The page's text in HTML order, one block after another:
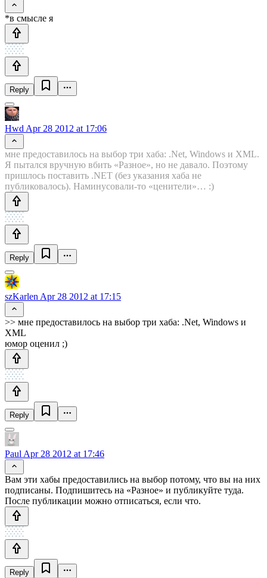
*в смысле я
Reply
Hwd Apr 28 2012 at 17:06
мне предоставилось на выбор три хаба: .Net, Windows и XML.
Я пытался вручную вбить «Разное», но не давало. Поэтому
пришлось поставить .NET (без указания хаба не
публиковалось). Наминусовали-то «ценители»… :)
Reply
szKarlen Apr 28 2012 at 17:15
>> мне предоставилось на выбор три хаба: .Net, Windows и
XML
юмор оценил ;)
Reply
Paul Apr 28 2012 at 17:46
Вам эти хабы предоставились на выбор потому, что вы на них
подписаны. Подпишитесь на «Разное» и публикуйте туда.
После публикации можно отписаться, если что.
Reply